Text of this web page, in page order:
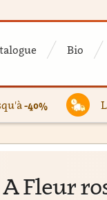
Bio
-40%
A Fleur